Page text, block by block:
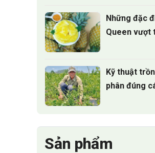
Những đặc
Queen vượt
Kỹ thuật
phân đúng
Sản phẩm